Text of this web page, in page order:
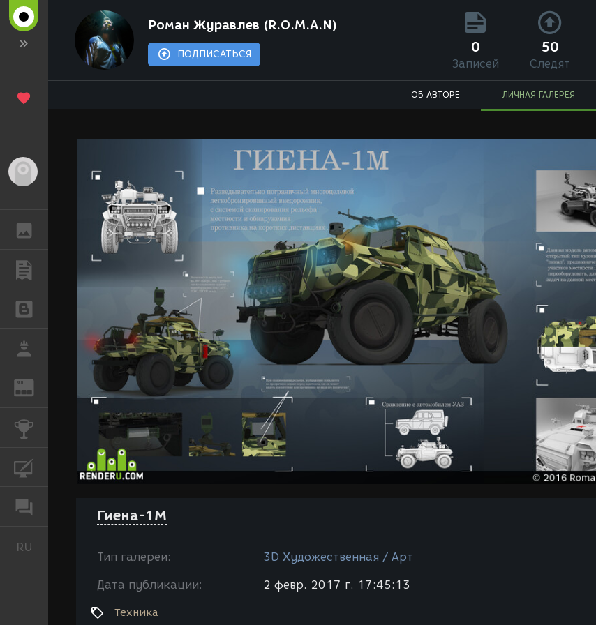
РАБОТА
REN
КОНКУРСЫ
RU
Роман Журавлев (R.O.M.A.N)
ПОДПИСАТЬСЯ 0
Записей
50
Следят
ОБ АВТОРЕ ЛИЧНАЯ ГАЛЕРЕЯ
Гиена-1М
Тип галереи: 3D Художественная / Арт
Дата публикации: 2 февр. 2017 г. 17:45:13
Техника